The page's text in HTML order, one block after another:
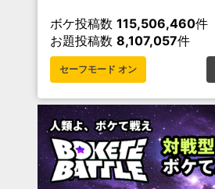
ボケ投稿数 115,506,460件
お題投稿数 8,107,057件
セーフモード オン